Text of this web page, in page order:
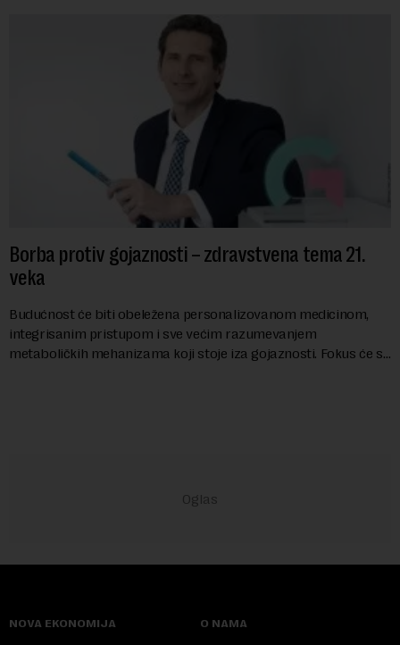
Borba protiv gojaznosti – zdravstvena tema 21.
veka
Budućnost će biti obeležena personalizovanom medicinom,
integrisanim pristupom i sve većim razumevanjem
metaboličkih mehanizama koji stoje iza gojaznosti. Fokus će se
NOVA EKONOMIJA O NAMA